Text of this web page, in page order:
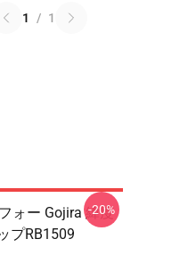
1 / 1
ォー Gojira 緯度
プRB1509
-20%